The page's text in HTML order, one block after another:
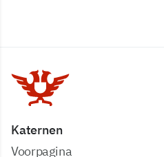
Katernen
Voorpagina